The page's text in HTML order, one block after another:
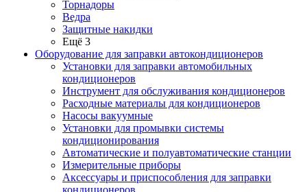
Торнадоры
Ведра
Защитные накидки
Ещё 3
Оборудование для заправки автокондиционеров
Установки для заправки автомобильных
кондиционеров
Инструмент для обслуживания кондиционеров
Расходные материалы для кондиционеров
Насосы вакуумные
Установки для промывки системы
кондиционирования
Автоматические и полуавтоматические станции
Измерительные приборы
Аксессуары и приспособления для заправки
кондиционеров